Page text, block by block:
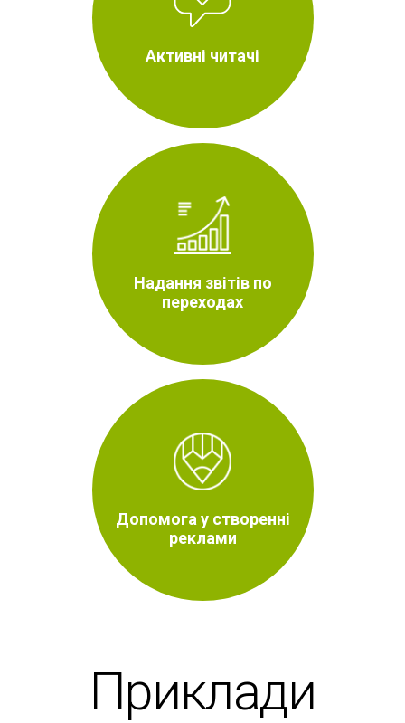
Активні читачі
Надання звітів по
переходах
Допомога у створенні
реклами
Приклади